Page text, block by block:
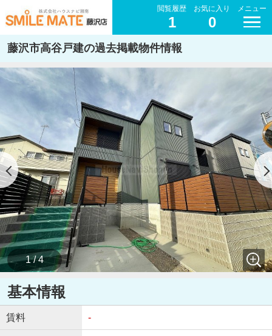
閲覧履歴
1
お気に入り
0
メニュー
藤沢市高谷戸建の過去掲載物件情報
1 / 4
基本情報
賃料 -